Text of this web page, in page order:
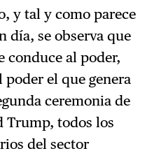
y tal y como parece
día, se observa que
conduce al poder,
el que genera
ceremonia de
Trump, todos los
del sector